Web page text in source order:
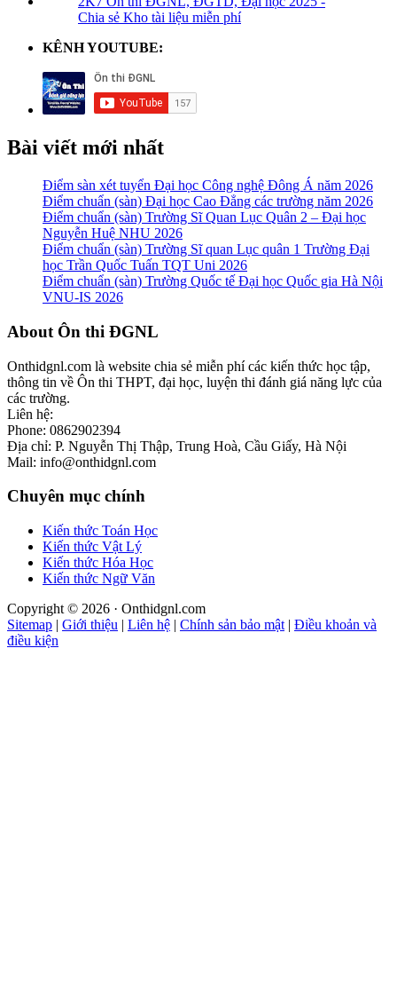
Chia sẻ Kho tài liệu miễn phí
KÊNH YOUTUBE:
Bài viết mới nhất
Điểm sàn xét tuyển Đại học Công nghệ Đông Á năm 2026
Điểm chuẩn (sàn) Đại học Cao Đẳng các trường năm 2026
Điểm chuẩn (sàn) Trường Sĩ Quan Lục Quân 2 – Đại học
Nguyễn Huệ NHU 2026
Điểm chuẩn (sàn) Trường Sĩ quan Lục quân 1 Trường Đại
học Trần Quốc Tuấn TQT Uni 2026
Điểm chuẩn (sàn) Trường Quốc tế Đại học Quốc gia Hà Nội
VNU-IS 2026
Footer
About Ôn thi ĐGNL
Onthidgnl.com là website chia sẻ miễn phí các kiến thức học tập,
thông tin về Ôn thi THPT, đại học, luyện thi đánh giá năng lực của
các trường.
Liên hệ:
Phone: 0862902394
Địa chỉ: P. Nguyễn Thị Thập, Trung Hoà, Cầu Giấy, Hà Nội
Mail: info@onthidgnl.com
Chuyên mục chính
Kiến thức Toán Học
Kiến thức Vật Lý
Kiến thức Hóa Học
Kiến thức Ngữ Văn
Copyright © 2026 · Onthidgnl.com
Sitemap | Giới thiệu | Liên hệ | Chính sản bảo mật | Điều khoản và
điều kiện